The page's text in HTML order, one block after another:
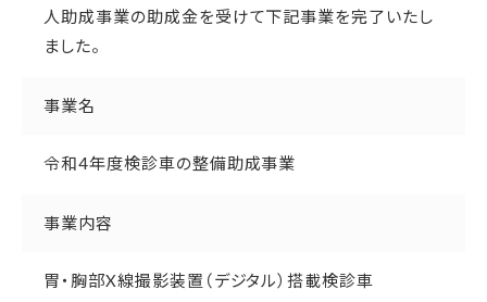
人助成事業の助成金を受けて下記事業を完了いたし
ました。
事業名
令和4年度検診車の整備助成事業
事業内容
胃・胸部X線撮影装置（デジタル）搭載検診車